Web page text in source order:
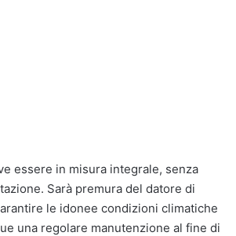
essere in misura integrale, senza
Sarà premura del datore di
le idonee condizioni climatiche
una regolare manutenzione al fine di